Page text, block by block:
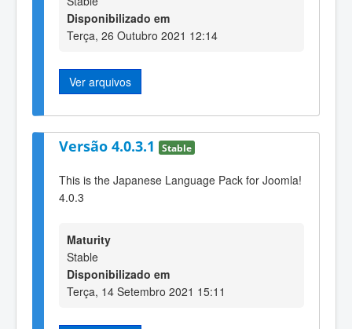
Disponibilizado em
Terça, 26 Outubro 2021 12:14
Ver arquivos
Versão 4.0.3.1 Stable
This is the Japanese Language Pack for Joomla!
4.0.3
Maturity
Stable
Disponibilizado em
Terça, 14 Setembro 2021 15:11